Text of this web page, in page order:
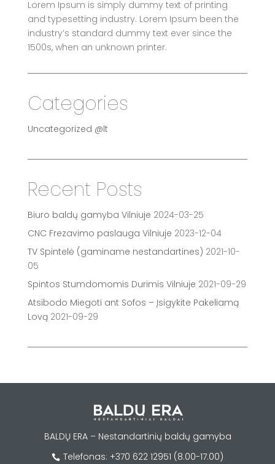
Lorem Ipsum is simply dummy text of printing
and typesetting industry. Lorem Ipsum been the
industry’s standard dummy text ever since the
1500s, when an unknown printer.
Categories
Uncategorized @lt
Recent Posts
Biuro baldų gamyba Vilniuje 2024-03-25
CNC Frezavimo paslauga Vilniuje 2023-12-04
TV Spintelė (gaminame nestandartines) 2021-10-
05
Spintos Stumdomomis Durimis Vilniuje 2021-09-29
Atsibodo Miegoti ant Sofos – Įsigykite Pakeliamą
Lovą 2021-09-29
BALDŲ ERA – Nestandartinių baldų gamyba
 Telefonas: +370 622 12951 (8.00-17.00)